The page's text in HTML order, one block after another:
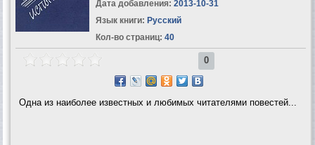
Дата добавления: 2013-10-31
Язык книги: Русский
Кол-во страниц: 40
0
Одна из наиболее известных и любимых читателями повестей...